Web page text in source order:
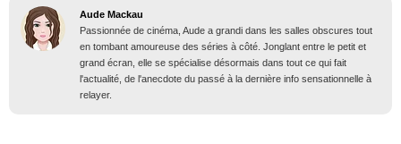
Aude Mackau
Passionnée de cinéma, Aude a grandi dans les salles obscures tout
en tombant amoureuse des séries à côté. Jonglant entre le petit et
grand écran, elle se spécialise désormais dans tout ce qui fait
l'actualité, de l'anecdote du passé à la dernière info sensationnelle à
relayer.